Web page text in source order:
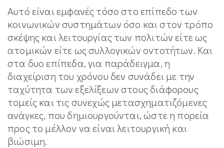
Αυτό είναι εμφανές τόσο στο επίπεδο των
κοινωνικών συστημάτων όσο και στον τρόπο
σκέψης και λειτουργίας των πολιτών είτε ως
ατομικών είτε ως συλλογικών οντοτήτων. Και
στα δυο επίπεδα, για παράδειγμα, η
διαχείριση του χρόνου δεν συνάδει με την
ταχύτητα των εξελίξεων στους διάφορους
τομείς και τις συνεχώς μετασχηματιζόμενες
ανάγκες, που δημιουργούνται, ώστε η πορεία
προς το μέλλον να είναι λειτουργική και
βιώσιμη.